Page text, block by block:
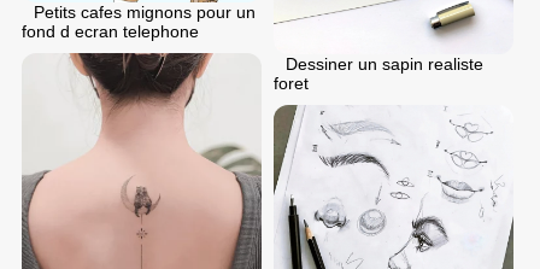
Petits cafes mignons pour un
fond d ecran telephone
Dessiner un sapin realiste
foret